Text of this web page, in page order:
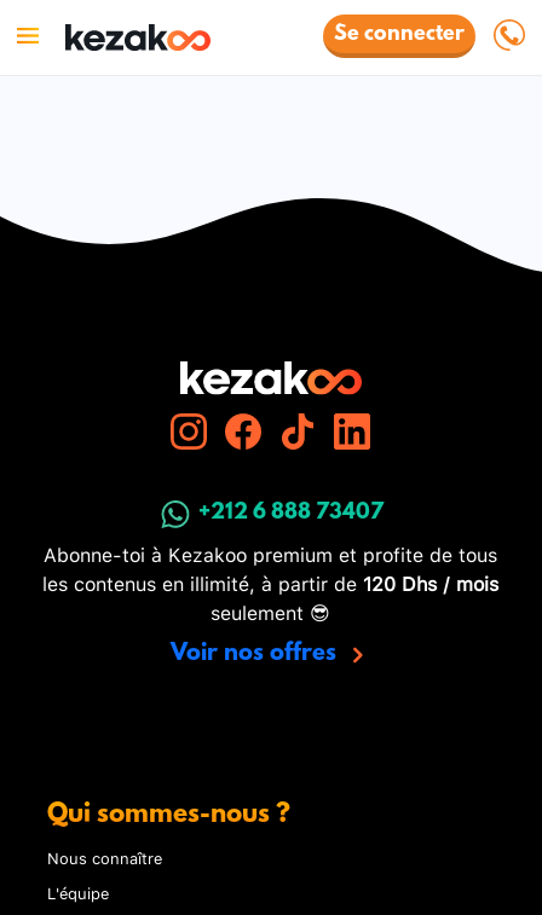
Se connecter
+212 6 888 73407
Abonne-toi à Kezakoo premium et profite de tous
les contenus en illimité, à partir de 120 Dhs / mois
seulement 😎
Voir nos offres
Qui sommes-nous ?
Nous connaître
L'équipe